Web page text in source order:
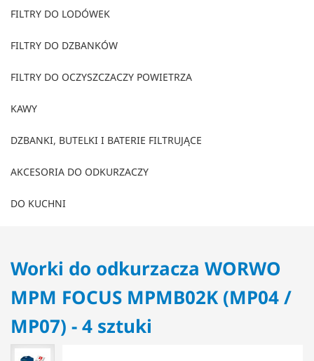
FILTRY DO LODÓWEK
FILTRY DO DZBANKÓW
FILTRY DO OCZYSZCZACZY POWIETRZA
KAWY
DZBANKI, BUTELKI I BATERIE FILTRUJĄCE
AKCESORIA DO ODKURZACZY
DO KUCHNI
Worki do odkurzacza WORWO
MPM FOCUS MPMB02K (MP04 /
MP07) - 4 sztuki